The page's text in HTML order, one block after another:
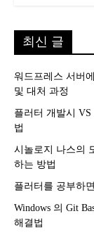
최신 글
워드프레스 서버
및 대처 과정
플러터 개발시
법
시놀로지 나스의
하는 방법
플러터를 공부하
Windows 의 Git
해결법